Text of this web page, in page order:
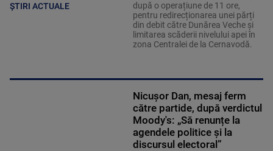
ȘTIRI ACTUALE
după o operațiune de 11 ore,
pentru redirecționarea unei părți
din debit către Dunărea Veche și
limitarea scăderii nivelului apei în
zona Centralei de la Cernavodă.
Nicușor Dan, mesaj ferm
către partide, după verdictul
Moody's: „Să renunțe la
agendele politice şi la
discursul electoral”